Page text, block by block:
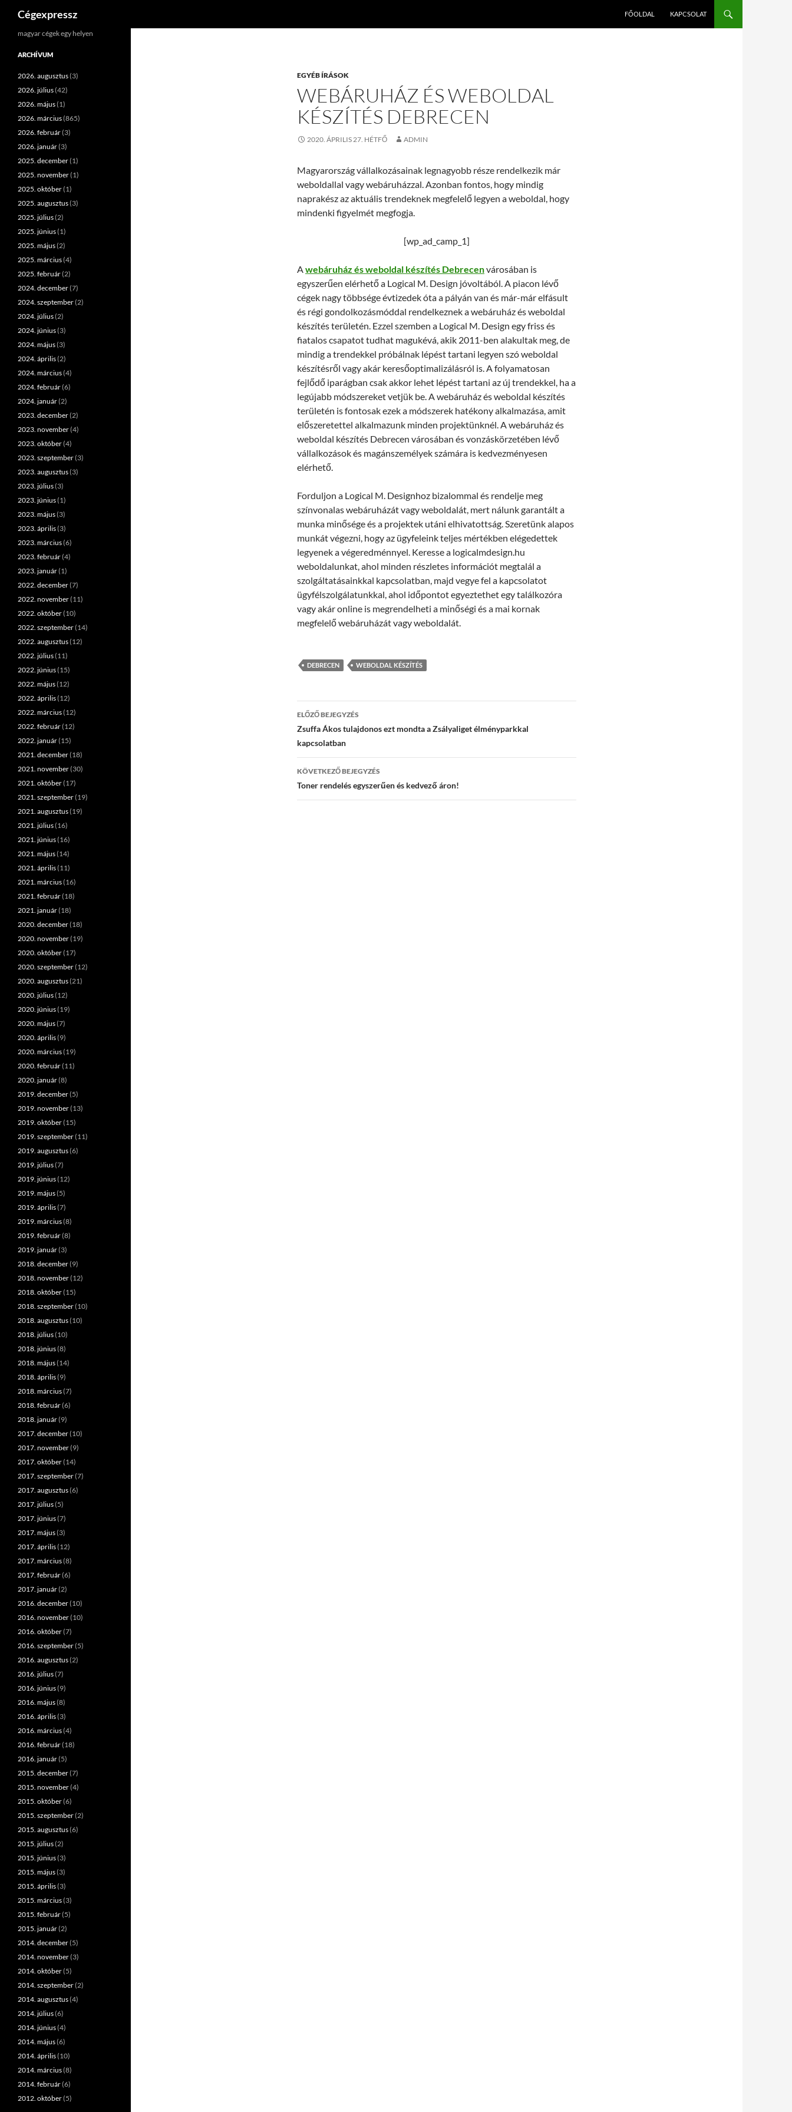
Kilépés
Cégexpressz FŐOLDAL KAPCSOLAT
EGYÉB ÍRÁSOK
WEBÁRUHÁZ ÉS WEBOLDAL
KÉSZÍTÉS DEBRECEN
2020. ÁPRILIS 27. HÉTFŐ ADMIN
Magyarország vállalkozásainak legnagyobb része rendelkezik már
weboldallal vagy webáruházzal. Azonban fontos, hogy mindig
naprakész az aktuális trendeknek megfelelő legyen a weboldal, hogy
mindenki figyelmét megfogja.
[wp_ad_camp_1]
Awebáruház és weboldal készítés Debrecenvárosában is
egyszerűen elérhető a Logical M. Design jóvoltából. A piacon lévő
cégek nagy többsége évtizedek óta a pályán van és már-már elfásult
és régi gondolkozásmóddal rendelkeznek a webáruház és weboldal
készítés területén. Ezzel szemben a Logical M. Design egy friss és
fiatalos csapatot tudhat magukévá, akik 2011-ben alakultak meg, de
mindig a trendekkel próbálnak lépést tartani legyen szó weboldal
készítésről vagy akár keresőoptimalizálásról is. A folyamatosan
fejlődő iparágban csak akkor lehet lépést tartani az új trendekkel, ha a
legújabb módszereket vetjük be. A webáruház és weboldal készítés
területén is fontosak ezek a módszerek hatékony alkalmazása, amit
előszeretettel alkalmazunk minden projektünknél. A webáruház és
weboldal készítés Debrecen városában és vonzáskörzetében lévő
vállalkozások és magánszemélyek számára is kedvezményesen
elérhető.
Forduljon a Logical M. Designhoz bizalommal és rendelje meg
színvonalas webáruházát vagy weboldalát, mert nálunk garantált a
munka minősége és a projektek utáni elhivatottság. Szeretünk alapos
munkát végezni, hogy az ügyfeleink teljes mértékben elégedettek
legyenek a végeredménnyel. Keresse a logicalmdesign.hu
weboldalunkat, ahol minden részletes információt megtalál a
szolgáltatásainkkal kapcsolatban, majd vegye fel a kapcsolatot
ügyfélszolgálatunkkal, ahol időpontot egyeztethet egy találkozóra
vagy akár online is megrendelheti a minőségi és a mai kornak
megfelelő webáruházát vagy weboldalát.
DEBRECEN WEBOLDAL KÉSZÍTÉS
Bejegyzés
navigáció
ELŐZŐ BEJEGYZÉS
Zsuffa Ákos tulajdonos ezt mondta a Zsályaliget élményparkkal
kapcsolatban
KÖVETKEZŐ BEJEGYZÉS
Toner rendelés egyszerűen és kedvező áron!
magyar cégek egy helyen
ARCHÍVUM
2026. augusztus(3)
2026. július(42)
2026. május(1)
2026. március(865)
2026. február(3)
2026. január(3)
2025. december(1)
2025. november(1)
2025. október(1)
2025. augusztus(3)
2025. július(2)
2025. június(1)
2025. május(2)
2025. március(4)
2025. február(2)
2024. december(7)
2024. szeptember(2)
2024. július(2)
2024. június(3)
2024. május(3)
2024. április(2)
2024. március(4)
2024. február(6)
2024. január(2)
2023. december(2)
2023. november(4)
2023. október(4)
2023. szeptember(3)
2023. augusztus(3)
2023. július(3)
2023. június(1)
2023. május(3)
2023. április(3)
2023. március(6)
2023. február(4)
2023. január(1)
2022. december(7)
2022. november(11)
2022. október(10)
2022. szeptember(14)
2022. augusztus(12)
2022. július(11)
2022. június(15)
2022. május(12)
2022. április(12)
2022. március(12)
2022. február(12)
2022. január(15)
2021. december(18)
2021. november(30)
2021. október(17)
2021. szeptember(19)
2021. augusztus(19)
2021. július(16)
2021. június(16)
2021. május(14)
2021. április(11)
2021. március(16)
2021. február(18)
2021. január(18)
2020. december(18)
2020. november(19)
2020. október(17)
2020. szeptember(12)
2020. augusztus(21)
2020. július(12)
2020. június(19)
2020. május(7)
2020. április(9)
2020. március(19)
2020. február(11)
2020. január(8)
2019. december(5)
2019. november(13)
2019. október(15)
2019. szeptember(11)
2019. augusztus(6)
2019. július(7)
2019. június(12)
2019. május(5)
2019. április(7)
2019. március(8)
2019. február(8)
2019. január(3)
2018. december(9)
2018. november(12)
2018. október(15)
2018. szeptember(10)
2018. augusztus(10)
2018. július(10)
2018. június(8)
2018. május(14)
2018. április(9)
2018. március(7)
2018. február(6)
2018. január(9)
2017. december(10)
2017. november(9)
2017. október(14)
2017. szeptember(7)
2017. augusztus(6)
2017. július(5)
2017. június(7)
2017. május(3)
2017. április(12)
2017. március(8)
2017. február(6)
2017. január(2)
2016. december(10)
2016. november(10)
2016. október(7)
2016. szeptember(5)
2016. augusztus(2)
2016. július(7)
2016. június(9)
2016. május(8)
2016. április(3)
2016. március(4)
2016. február(18)
2016. január(5)
2015. december(7)
2015. november(4)
2015. október(6)
2015. szeptember(2)
2015. augusztus(6)
2015. július(2)
2015. június(3)
2015. május(3)
2015. április(3)
2015. március(3)
2015. február(5)
2015. január(2)
2014. december(5)
2014. november(3)
2014. október(5)
2014. szeptember(2)
2014. augusztus(4)
2014. július(6)
2014. június(4)
2014. május(6)
2014. április(10)
2014. március(8)
2014. február(6)
2012. október(5)